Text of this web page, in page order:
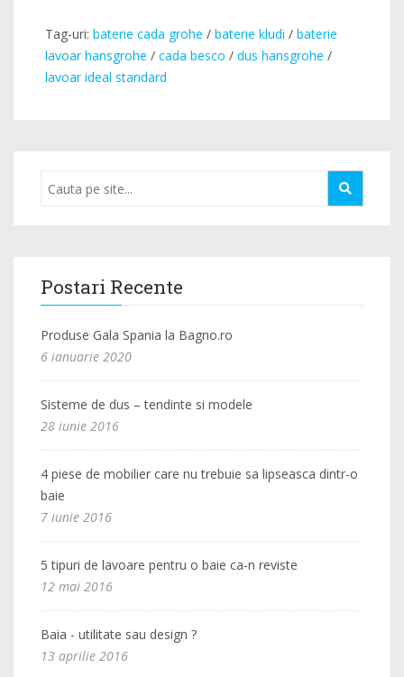
Tag-uri: baterie cada grohe / baterie kludi / baterie
lavoar hansgrohe / cada besco / dus hansgrohe /
lavoar ideal standard
Postari Recente
Produse Gala Spania la Bagno.ro
6 ianuarie 2020
Sisteme de dus – tendinte si modele
28 iunie 2016
4 piese de mobilier care nu trebuie sa lipseasca dintr-o
baie
7 iunie 2016
5 tipuri de lavoare pentru o baie ca-n reviste
12 mai 2016
Baia - utilitate sau design ?
13 aprilie 2016